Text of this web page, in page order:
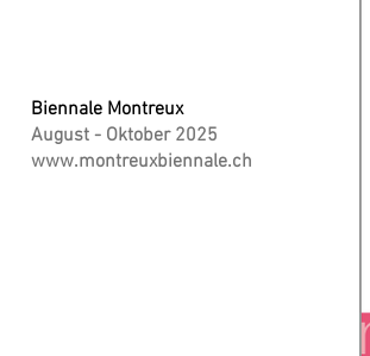
Biennale Montreux
August - Oktober 2025
www.montreuxbiennale.ch